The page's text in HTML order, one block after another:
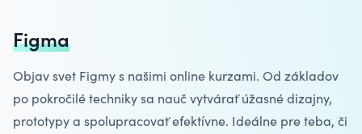
Figma
Objav svet Figmy s našimi online kurzami. Od základov
po pokročilé techniky sa nauč vytvárať úžasné dizajny,
prototypy a spolupracovať efektívne. Ideálne pre teba, či